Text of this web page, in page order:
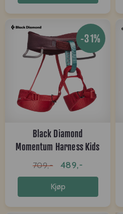
-31%
Black Diamond
Momentum Harness Kids
wild rose
709,- 489,-
Kjøp